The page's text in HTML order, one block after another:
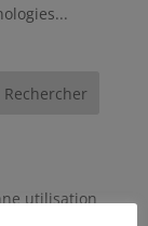
Rechercher
utilisation